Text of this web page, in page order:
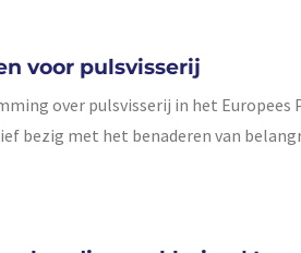
voor pulsvisserij
over pulsvisserij in het
bezig met het benaderen van